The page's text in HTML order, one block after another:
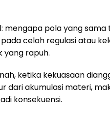
mengapa pola yang sama
celah regulasi atau
yang rapuh.
ketika kekuasaan
dari akumulasi materi,
konsekuensi.